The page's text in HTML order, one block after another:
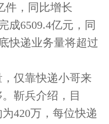
件，同比增长
成6509.4亿元，同
快递业务量将超过
仅靠快递小哥来
靳兵介绍，目
420万，每位快递